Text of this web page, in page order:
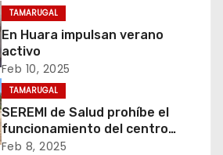
TAMARUGAL
En Huara impulsan verano
activo
Feb 10, 2025
TAMARUGAL
SEREMI de Salud prohíbe el
funcionamiento del centro
recreativo Tantakuy
Feb 8, 2025